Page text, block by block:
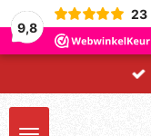
9,8
23